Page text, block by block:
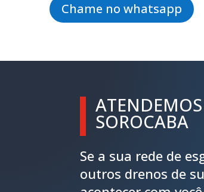
Chame no whatsapp
ATENDEMOS
SOROCABA
Se a sua rede de
outros drenos de